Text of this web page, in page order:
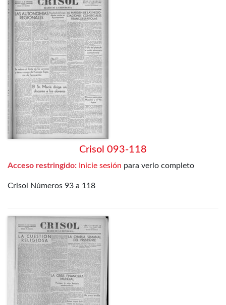
Crisol 093-118
Acceso restringido: Inicie sesión para verlo completo
Crisol Números 93 a 118